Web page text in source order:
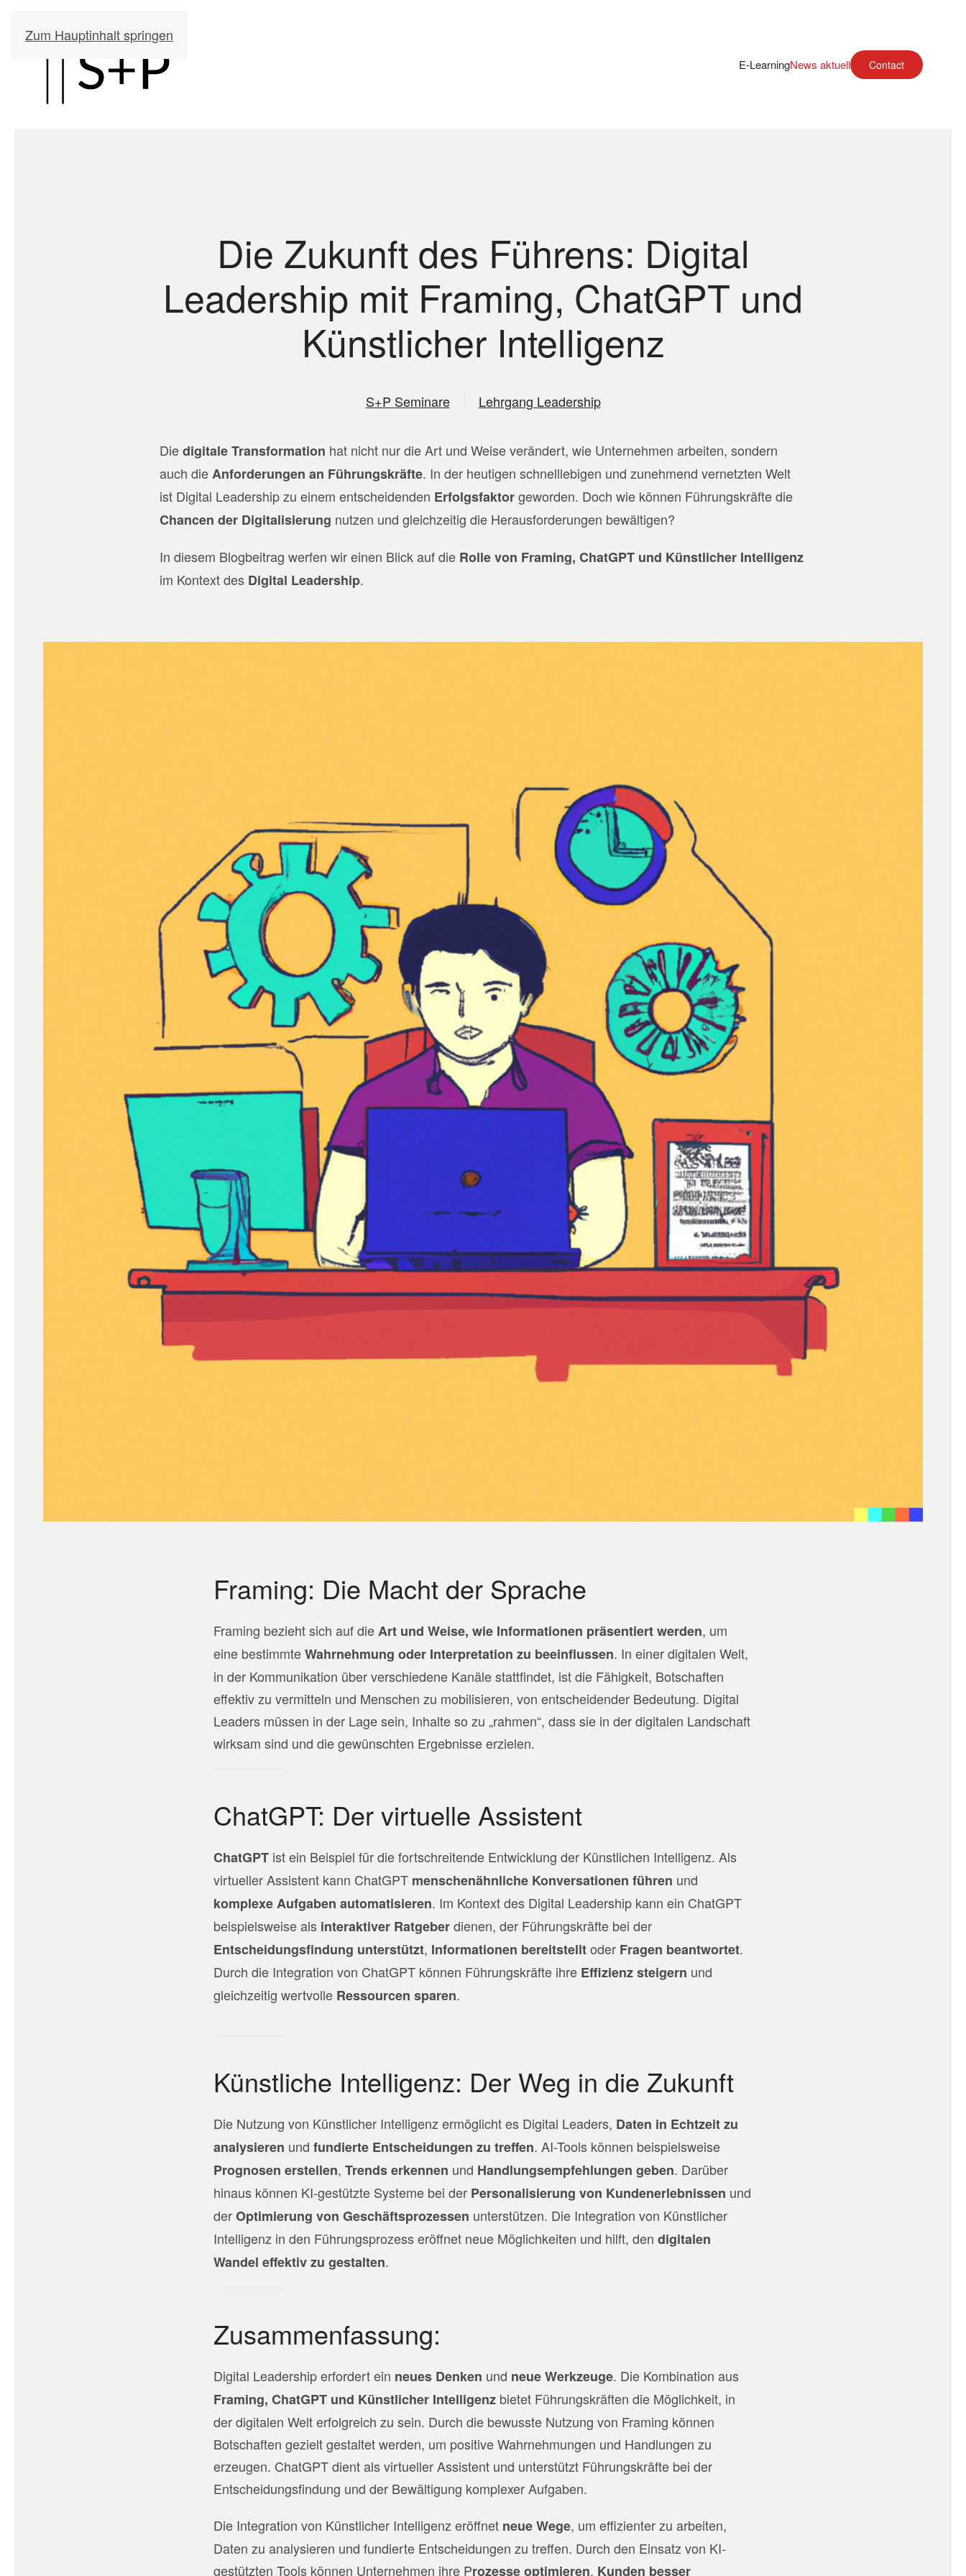
Zum Hauptinhalt springen
E-LearningNews aktuell Contact
Die Zukunft des Führens: Digital
Leadership mit Framing, ChatGPT und
Künstlicher Intelligenz
S+P Seminare Lehrgang Leadership
Diedigitale Transformation hat nicht nur die Art und Weise verändert, wie Unternehmen arbeiten, sondern
auch dieAnforderungen an Führungskräfte. In der heutigen schnelllebigen und zunehmend vernetzten Welt
ist Digital Leadership zu einem entscheidenden Erfolgsfaktorgeworden. Doch wie können Führungskräfte die
Chancen der Digitalisierung nutzen und gleichzeitig die Herausforderungen bewältigen?
In diesem Blogbeitrag werfen wir einen Blick auf die Rolle von Framing, ChatGPT und Künstlicher Intelligenz
im Kontext des Digital Leadership.
Framing: Die Macht der Sprache
Framing bezieht sich auf dieArt und Weise, wie Informationen präsentiert werden, um
eine bestimmteWahrnehmung oder Interpretation zu beeinflussen. In einer digitalen Welt,
in der Kommunikation über verschiedene Kanäle stattfindet, ist die Fähigkeit, Botschaften
effektiv zu vermitteln und Menschen zu mobilisieren, von entscheidender Bedeutung. Digital
Leaders müssen in der Lage sein, Inhalte so zu „rahmen“, dass sie in der digitalen Landschaft
wirksam sind und die gewünschten Ergebnisse erzielen.
ChatGPT: Der virtuelle Assistent
ChatGPT ist ein Beispiel für die fortschreitende Entwicklung der Künstlichen Intelligenz. Als
virtueller Assistent kann ChatGPT menschenähnliche Konversationen führen und
komplexe Aufgaben automatisieren. Im Kontext des Digital Leadership kann ein ChatGPT
beispielsweise als interaktiver Ratgeberdienen, der Führungskräfte bei der
Entscheidungsfindung unterstützt, Informationen bereitstelltoder Fragen beantwortet.
Durch die Integration von ChatGPT können Führungskräfte ihre Effizienz steigern und
gleichzeitig wertvolle Ressourcen sparen.
Künstliche Intelligenz: Der Weg in die Zukunft
Die Nutzung von Künstlicher Intelligenz ermöglicht es Digital Leaders, Daten in Echtzeit zu
analysieren und fundierte Entscheidungen zu treffen. AI-Tools können beispielsweise
Prognosen erstellen, Trends erkennen und Handlungsempfehlungen geben. Darüber
hinaus können KI-gestützte Systeme bei der Personalisierung von Kundenerlebnissen und
derOptimierung von Geschäftsprozessen unterstützen. Die Integration von Künstlicher
Intelligenz in den Führungsprozess eröffnet neue Möglichkeiten und hilft, den digitalen
Wandel effektiv zu gestalten.
Zusammenfassung:
Digital Leadership erfordert ein neues Denken und neue Werkzeuge. Die Kombination aus
Framing, ChatGPT und Künstlicher Intelligenz bietet Führungskräften die Möglichkeit, in
der digitalen Welt erfolgreich zu sein. Durch die bewusste Nutzung von Framing können
Botschaften gezielt gestaltet werden, um positive Wahrnehmungen und Handlungen zu
erzeugen. ChatGPT dient als virtueller Assistent und unterstützt Führungskräfte bei der
Entscheidungsfindung und der Bewältigung komplexer Aufgaben.
Die Integration von Künstlicher Intelligenz eröffnet neue Wege, um effizienter zu arbeiten,
Daten zu analysieren und fundierte Entscheidungen zu treffen. Durch den Einsatz von KI-
gestützten Tools können Unternehmen ihre Prozesse optimieren, Kunden besser